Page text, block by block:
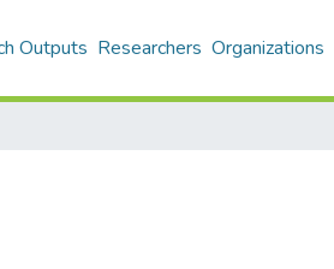
Outputs Researchers Organizations